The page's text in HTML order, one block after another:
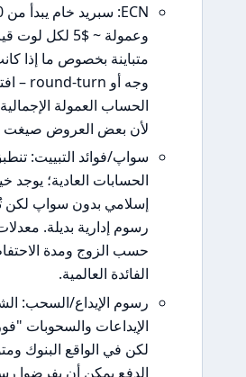
ECN: سبريد خام يبدأ من 0.0 نقطة،
وعمولة ~ $5 لكل لوت قياسي (مصادر
متباينة بخصوص ما إذا كانت العمولة لكل
وجه أو round-turn – افترض في
الحساب العمولة الإجمالية ~ $5 لكل لوت
لأن بعض العروض صيغت بهذه الطريقة).
سواپ/فوائد التبييت: تنطبق على
الحسابات العادية؛ يوجد خيار حساب
إسلامي بدون سواپ لكن تُحتسب عادة
رسوم إدارية بديلة. معدلات السواپ تختلف
حسب الزوج ومدة الاحتفاظ ومعدلات
رسوم الإيداع/السحب: الشركة تدّعي أن
الإيداعات والسحوبات "فورية" ومجانية،
لكن في الواقع البنوك ومتوسط وسطاء
الدفع يمكن أن يفرضوا رسومًا خارجية أو